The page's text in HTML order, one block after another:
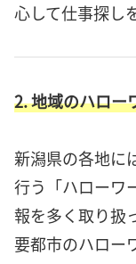
心して仕事探し
2. 地域のハロー
新潟県の各地に
行う「ハローワ
報を多く取り扱
要都市のハロー